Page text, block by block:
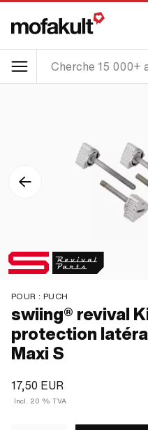
POUR : PUCH
swiing® revival
protection
Maxi S
17,50 EUR
Incl. 20 % TVA